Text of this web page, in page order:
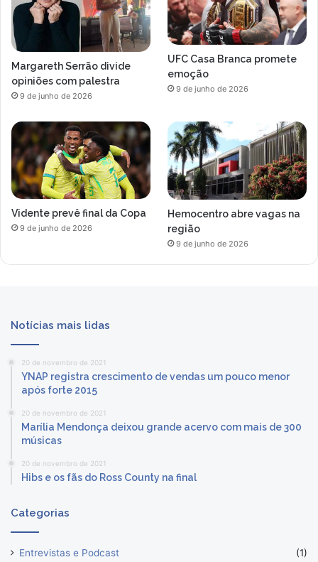
Margareth Serrão divide
opiniões com palestra
9 de junho de 2026
UFC Casa Branca promete
emoção
9 de junho de 2026
Vidente prevê final da Copa
9 de junho de 2026
Hemocentro abre vagas na
região
9 de junho de 2026
Notícias mais lidas
20 de novembro de 2021
YNAP registra crescimento de vendas um pouco menor
após forte 2015
20 de novembro de 2021
Marília Mendonça deixou grande acervo com mais de 300
músicas
20 de novembro de 2021
Hibs e os fãs do Ross County na final
Categorias
Entrevistas e Podcast
(1)